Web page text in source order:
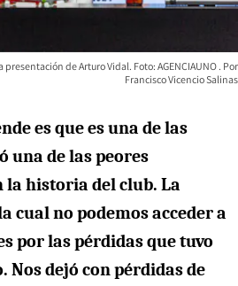
de Arturo Vidal. Foto: AGENCIAUNO
Francisco Vicencio Salinas
es que es una de las
una de las peores
historia del club. La
cual no podemos acceder a
por las pérdidas que tuvo
Nos dejó con pérdidas de